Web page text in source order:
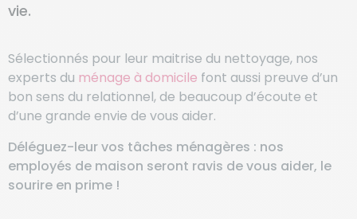
vie.
Sélectionnés pour leur maitrise du nettoyage, nos
experts du ménage à domicile font aussi preuve d’un
bon sens du relationnel, de beaucoup d’écoute et
d’une grande envie de vous aider.
Déléguez-leur vos tâches ménagères : nos
employés de maison seront ravis de vous aider, le
sourire en prime !